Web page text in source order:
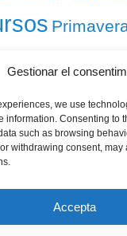
Gestionar el
we use
information. Consenting to
such as browsing
withdrawing consent, may
Accepta
i Sociolingüística